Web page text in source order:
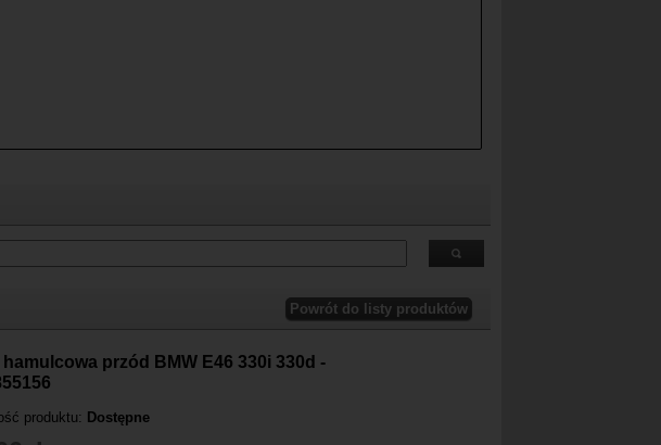
hamulcowa przód BMW E46 330i 330d -
produktu: Dostępne